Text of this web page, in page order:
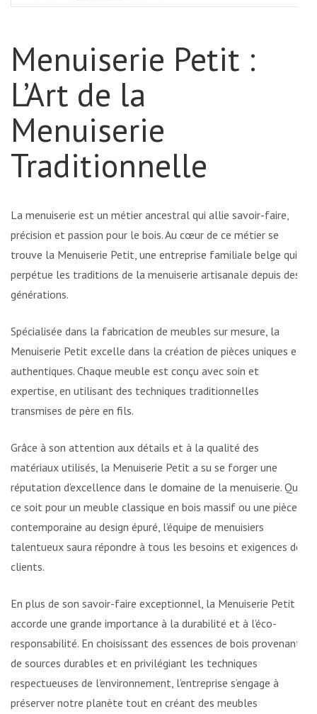
Menuiserie Petit :
L’Art de la
Menuiserie
Traditionnelle
La menuiserie est un métier ancestral qui allie savoir-faire,
précision et passion pour le bois. Au cœur de ce métier se
trouve la Menuiserie Petit, une entreprise familiale belge qui
perpétue les traditions de la menuiserie artisanale depuis des
générations.
Spécialisée dans la fabrication de meubles sur mesure, la
Menuiserie Petit excelle dans la création de pièces uniques et
authentiques. Chaque meuble est conçu avec soin et
expertise, en utilisant des techniques traditionnelles
transmises de père en fils.
Grâce à son attention aux détails et à la qualité des
matériaux utilisés, la Menuiserie Petit a su se forger une
réputation d’excellence dans le domaine de la menuiserie. Que
ce soit pour un meuble classique en bois massif ou une pièce
contemporaine au design épuré, l’équipe de menuisiers
talentueux saura répondre à tous les besoins et exigences des
clients.
En plus de son savoir-faire exceptionnel, la Menuiserie Petit
accorde une grande importance à la durabilité et à l’éco-
responsabilité. En choisissant des essences de bois provenant
de sources durables et en privilégiant les techniques
respectueuses de l’environnement, l’entreprise s’engage à
préserver notre planète tout en créant des meubles